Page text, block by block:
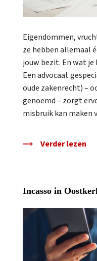
Eigendommen,
ze hebben allemaal
jouw bezit. En wat je
Een advocaat
oude zakenrecht) –
genoemd – zorgt
misbruik kan maken
Verder lezen
Incasso in